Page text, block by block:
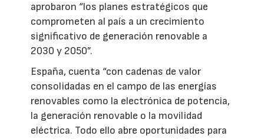
aprobaron “los planes estratégicos que
comprometen al país a un crecimiento
significativo de generación renovable a
2030 y 2050”.
España, cuenta “con cadenas de valor
consolidadas en el campo de las energías
renovables como la electrónica de potencia,
la generación renovable o la movilidad
eléctrica. Todo ello abre oportunidades para